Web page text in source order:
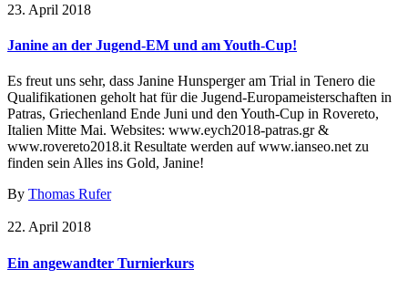
23. April 2018
Janine an der Jugend-EM und am Youth-Cup!
Es freut uns sehr, dass Janine Hunsperger am Trial in Tenero die
Qualifikationen geholt hat für die Jugend-Europameisterschaften in
Patras, Griechenland Ende Juni und den Youth-Cup in Rovereto,
Italien Mitte Mai. Websites: www.eych2018-patras.gr &
www.rovereto2018.it Resultate werden auf www.ianseo.net zu
finden sein Alles ins Gold, Janine!
By Thomas Rufer
22. April 2018
Ein angewandter Turnierkurs